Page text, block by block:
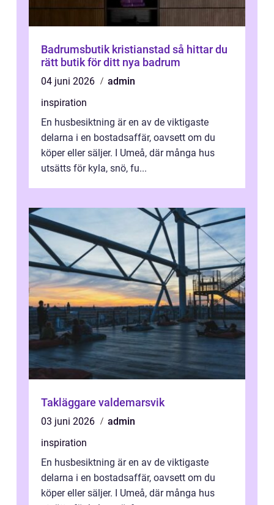
Badrumsbutik kristianstad så hittar du
rätt butik för ditt nya badrum
04 juni 2026
admin
inspiration
En husbesiktning är en av de viktigaste
delarna i en bostadsaffär, oavsett om du
köper eller säljer. I Umeå, där många hus
utsätts för kyla, snö, fu...
Takläggare valdemarsvik
03 juni 2026
admin
inspiration
En husbesiktning är en av de viktigaste
delarna i en bostadsaffär, oavsett om du
köper eller säljer. I Umeå, där många hus